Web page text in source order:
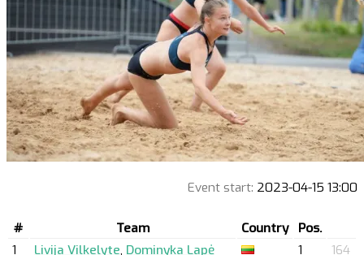
Event start: 2023-04-15 13:00
# Team Country
Pos.
1
Livija Vilkelyte, Dominyka Lapė 1
164